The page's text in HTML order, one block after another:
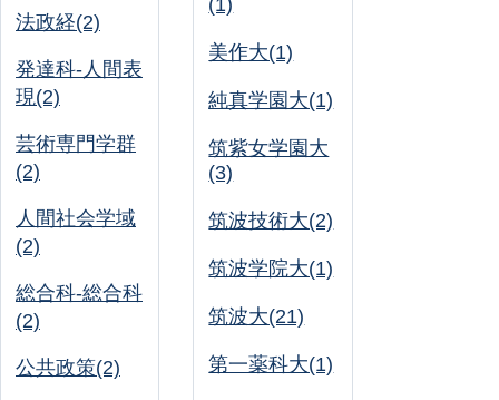
法政経(2)
発達科-人間表
現(2)
芸術専門学群
(2)
人間社会学域
(2)
総合科-総合科
(2)
公共政策(2)
(1)
美作大(1)
純真学園大(1)
筑紫女学園大
(3)
筑波技術大(2)
筑波学院大(1)
筑波大(21)
第一薬科大(1)